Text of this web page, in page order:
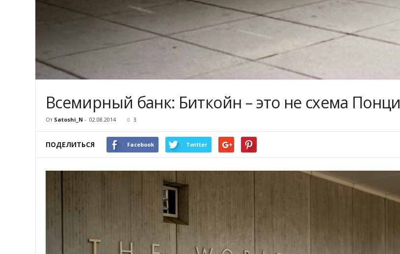
Всемирный банк: Биткойн – это не схема Понци
От Satoshi_N - 02.08.2014 3
ПОДЕЛИТЬСЯ Facebook Twitter